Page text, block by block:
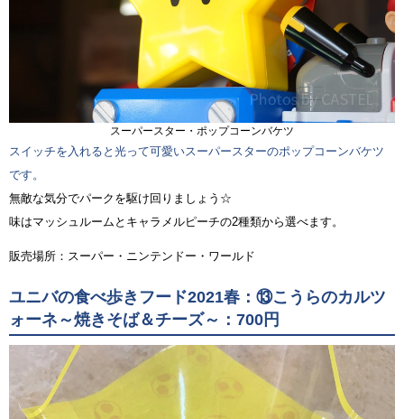
スーパースター・ポップコーンバケツ
スイッチを入れると光って可愛いスーパースターのポップコーンバケツ
です。
無敵な気分でパークを駆け回りましょう☆
味はマッシュルームとキャラメルピーチの2種類から選べます。
販売場所：スーパー・ニンテンドー・ワールド
ユニバの食べ歩きフード2021春：⑬こうらのカルツ
ォーネ～焼きそば＆チーズ～：700円